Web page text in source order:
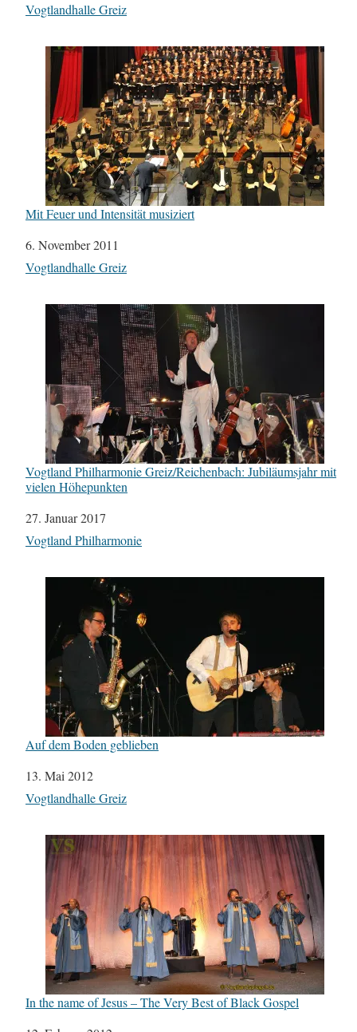
In Bezug auf
Vogtlandhalle Greiz
Mit Feuer und Intensität musiziert
Datum
6. November 2011
In Bezug auf
Vogtlandhalle Greiz
Vogtland Philharmonie Greiz/Reichenbach: Jubiläumsjahr mit
vielen Höhepunkten
Datum
27. Januar 2017
In Bezug auf
Vogtland Philharmonie
Auf dem Boden geblieben
Datum
13. Mai 2012
In Bezug auf
Vogtlandhalle Greiz
In the name of Jesus – The Very Best of Black Gospel